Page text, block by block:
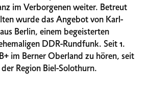
im Verborgenen weiter. Betreut
wurde das Angebot von Karl-
Berlin, einem begeisterten
DDR-Rundfunk. Seit 1.
im Berner Oberland zu hören, seit
Region Biel-Solothurn.